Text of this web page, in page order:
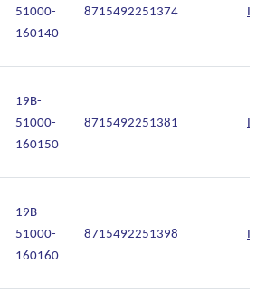
51000-
160140
8715492251374
19B-
51000-
160150
8715492251381
19B-
51000-
160160
8715492251398